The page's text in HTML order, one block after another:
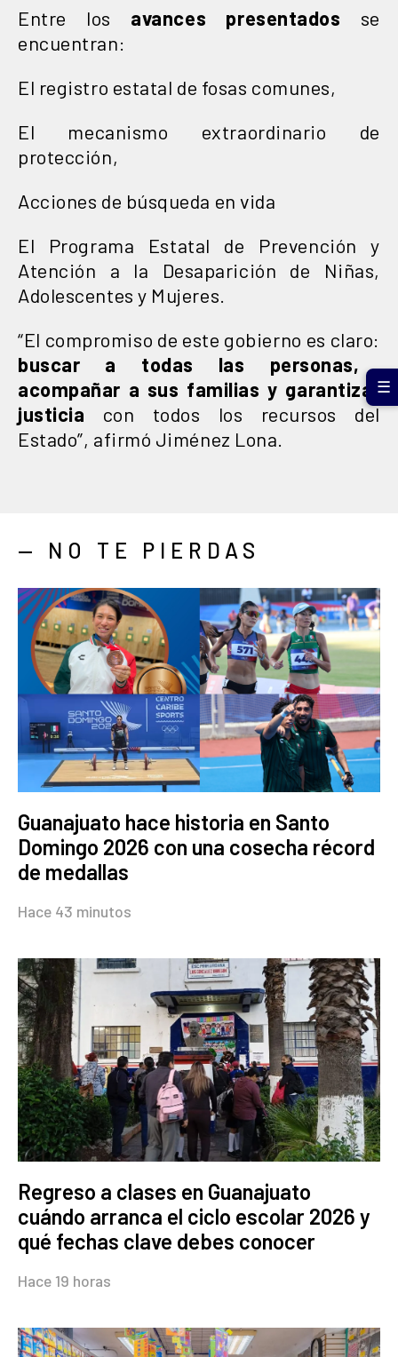
Entre los avances presentados se
encuentran:
El registro estatal de fosas comunes,
El mecanismo extraordinario de
protección,
Acciones de búsqueda en vida
El Programa Estatal de Prevención y
Atención a la Desaparición de Niñas,
Adolescentes y Mujeres.
“El compromiso de este gobierno es claro:
buscar a todas las personas,
acompañar a sus familias y garantizar
justicia con todos los recursos del
Estado”, afirmó Jiménez Lona.
— NO TE PIERDAS
Guanajuato hace historia en Santo
Domingo 2026 con una cosecha récord
de medallas
Hace 43 minutos
Regreso a clases en Guanajuato
cuándo arranca el ciclo escolar 2026 y
qué fechas clave debes conocer
Hace 19 horas
☰